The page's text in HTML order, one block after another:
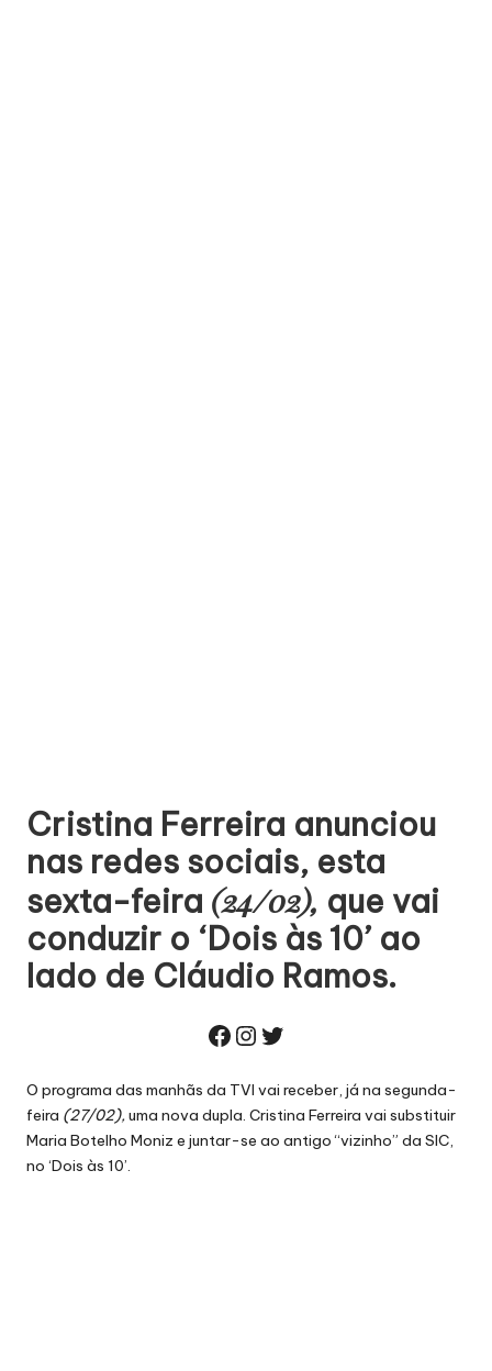
Cristina Ferreira anunciou
nas redes sociais, esta
sexta-feira (24/02), que vai
conduzir o ‘Dois às 10’ ao
lado de Cláudio Ramos.
Facebook
Instagram
Twitter
O programa das manhãs da TVI vai receber, já na segunda-
feira (27/02),uma nova dupla. Cristina Ferreira vai substituir
Maria Botelho Moniz e juntar-se ao antigo “vizinho” da SIC,
no ‘Dois às 10’.